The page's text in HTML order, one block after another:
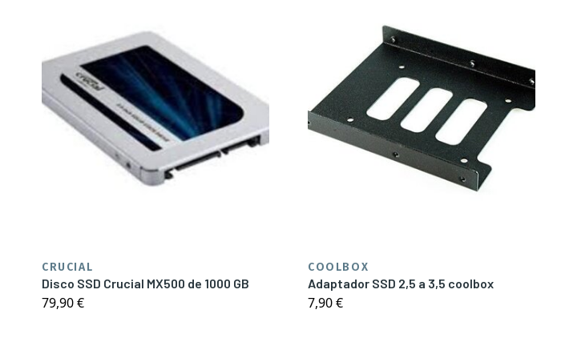
CRUCIAL
Disco SSD Crucial MX500 de 1000 GB
79,90 €
COOLBOX
Adaptador SSD 2,5 a 3,5 coolbox
7,90 €